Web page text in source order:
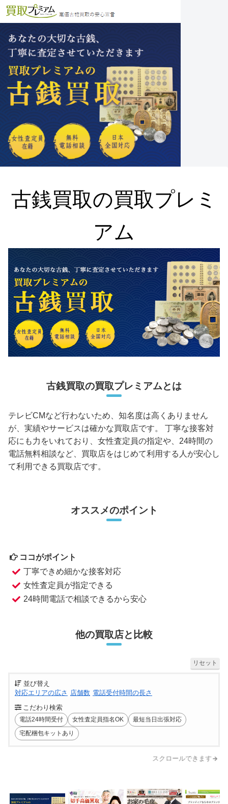
古銭買取の買取プレミ
アム
古銭買取の買取プレミアムとは
テレビCMなど行わないため、知名度は高くありません
が、実績やサービスは確かな買取店です。 丁寧な接客対
応にも力をいれており、女性査定員の指定や、24時間の
電話無料相談など、買取店をはじめて利用する人が安心し
て利用できる買取店です。
オススメのポイント
ココがポイント
丁寧できめ細かな接客対応
女性査定員が指定できる
24時間電話で相談できるから安心
他の買取店と比較
リセット
並び替え
対応エリアの広さ 店舗数 電話受付時間の長さ
こだわり検索
電話24時間受付 女性査定員指名OK
最短当日出張対応
宅配梱包キットあり
スクロールできます